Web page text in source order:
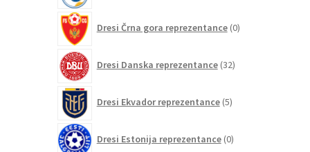
Dresi Črna gora reprezentance 0izdelkov
Dresi Danska reprezentance 32izdelkov
Dresi Ekvador reprezentance 5izdelkov
Dresi Estonija reprezentance 0izdelkov